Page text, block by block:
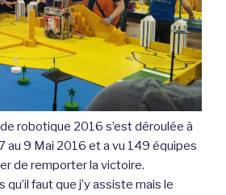
robotique 2016 s’est déroulée à
au 9 Mai 2016 et a vu 149 équipes
de remporter la victoire.
qu’il faut que j’y assiste mais le